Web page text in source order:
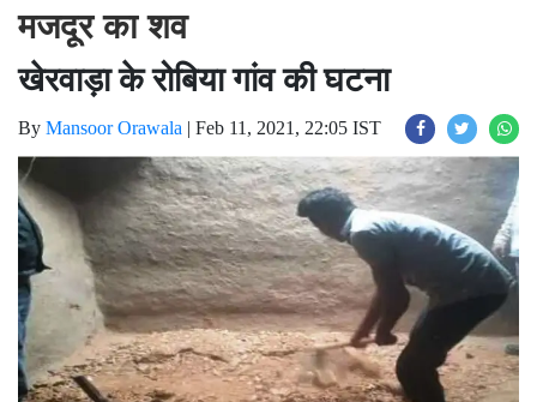
मजदूर का शव
खेरवाड़ा के रोबिया गांव की घटना
By Mansoor Orawala | Feb 11, 2021, 22:05 IST